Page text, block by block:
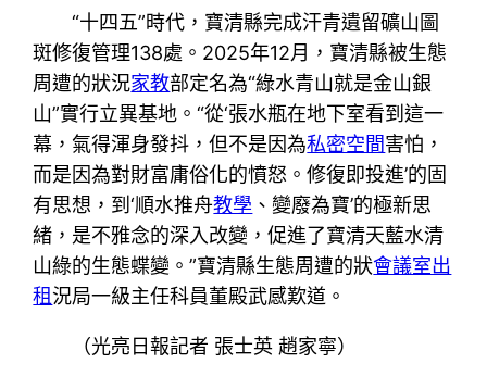
“十四五”時代，寶清縣完成汗青遺留礦山圖
斑修復管理138處。2025年12月，寶清縣被生態
周遭的狀況家教部定名為“綠水青山就是金山銀
山”實行立異基地。“從‘張水瓶在地下室看到這一
幕，氣得渾身發抖，但不是因為私密空間害怕，
而是因為對財富庸俗化的憤怒。修復即投進’的固
有思想，到‘順水推舟教學 、變廢為寶’的極新思
緒，是不雅念的深入改變，促進了寶清天藍水清
山綠的生態蝶變。”寶清縣生態周遭的狀會議室出
租況局一級主任科員董殿武感歎道。
（光亮日報記者 張士英 趙家寧）